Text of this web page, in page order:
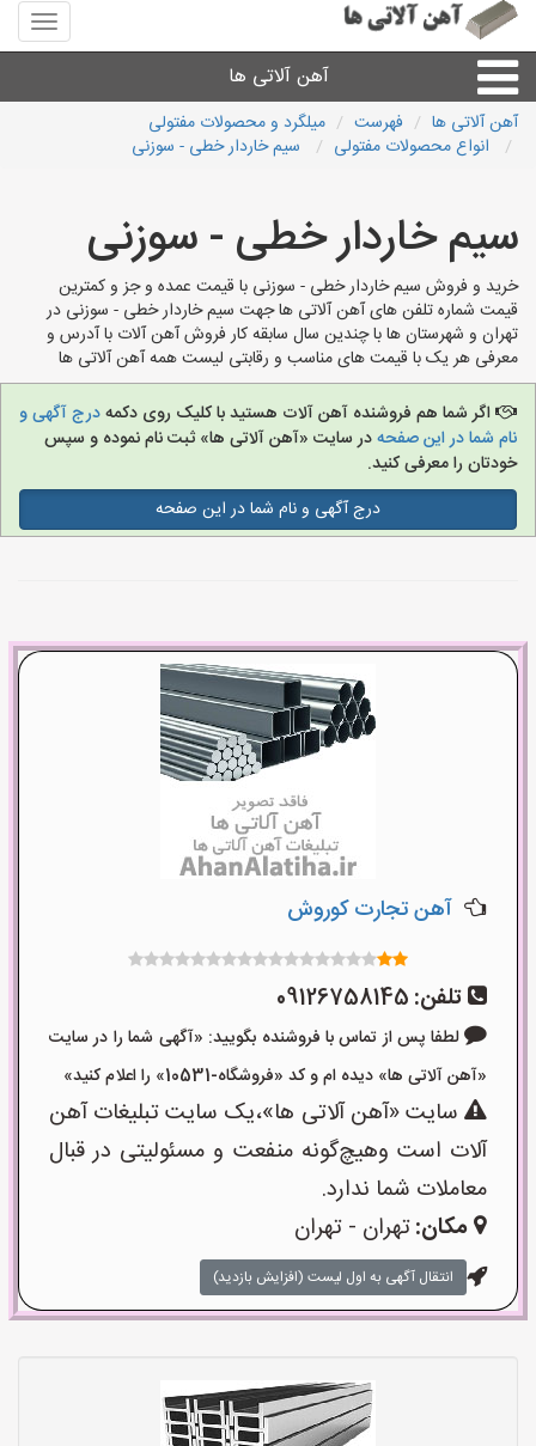
منوی
سایت
آلاتی
آهن آلاتی ها
میلگرد نبشی،مفتول
ورق
لوله و اتصالات
سایر آهن آلات
آهن آلاتی های شهرها
آهن آلاتی ها فهرست
میلگرد و محصولات مفتولی
انواع محصولات مفتولی
سیم خاردار خطی - سوزنی
سیم خاردار خطی - سوزنی
خرید و فروش سیم خاردار خطی - سوزنی با قیمت عمده و جز و کمترین
قیمت شماره تلفن های آهن آلاتی ها جهت سیم خاردار خطی - سوزنی در
تهران و شهرستان ها با چندین سال سابقه کار فروش آهن آلات با آدرس و
معرفی هر یک با قیمت های مناسب و رقابتی لیست همه آهن آلاتی ها
اگر شما هم فروشنده آهن آلات هستید با کلیک روی دکمهدرج آگهی و
نام شما در این صفحهدر سایت «آهن آلاتی ها» ثبت نام نموده و سپس
خودتان را معرفی کنید.
درج آگهی و نام شما در این صفحه
آهن تجارت کوروش
تلفن: 09126758145
لطفا پس از تماس با فروشنده بگویید: «آگهی شما را در سایت
«آهن آلاتی ها» دیده ام و کد «فروشگاه-10531» را اعلام کنید»
سایت «آهن آلاتی ها»،یک سایت تبلیغات آهن
آلات است وهیچ‌گونه منفعت و مسئولیتی در قبال
معاملات شما ندارد.
مکان:تهران - تهران
انتقال آگهی به اول لیست (افزایش بازدید)